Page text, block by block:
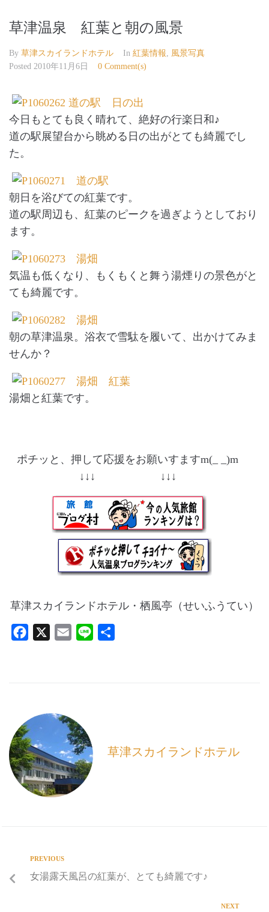
草津温泉 紅葉と朝の風景
By 草津スカイランドホテル In 紅葉情報, 風景写真
Posted 2010年11月6日 0 Comment(s)
今日もとても良く晴れて、絶好の行楽日和♪
道の駅展望台から眺める日の出がとても綺麗でし
た。
朝日を浴びての紅葉です。
道の駅周辺も、紅葉のピークを過ぎようとしており
ます。
気温も低くなり、もくもくと舞う湯煙りの景色がと
ても綺麗です。
朝の草津温泉。浴衣で雪駄を履いて、出かけてみま
せんか？
湯畑と紅葉です。
ポチッと、押して応援をお願いすますm(_ _)m
↓↓↓ ↓↓↓
草津スカイランドホテル・栖風亭（せいふうてい）
o
o
k
草津スカイランドホテル
PREVIOUS
女湯露天風呂の紅葉が、とても綺麗です♪
NEXT